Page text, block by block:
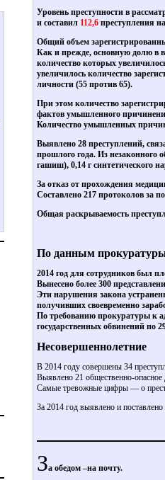
Уровень преступности в
и составил 112,6 преступления
Общий объем
Как и прежде, основную долю в
количество которых
увеличилось количество
личности (55 против 65).
При этом количество
фактов умышленного
Количество умышленных
Выявлено 28 преступлений,
прошлого года. Из незаконного
гашиш), 0,14 г синтетического
За отказ от прохождения
Составлено 217 протоколов за
Общая раскрываемость
По данным
2014 год для сотрудников был
Вынесено более 300
Эти нарушения закона
получивших своевременно
По требованию прокуратуры к
государственных обвинений по
Несовершеннолетние
В 2014 году совершены 34
Выявлено 21 общественно-опасное
Самые тревожные цифры — о
За 2014 год выявлено и
За обедом –на почту.